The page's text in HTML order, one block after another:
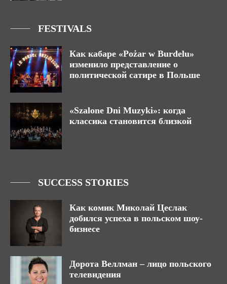
FESTIVALS
Как кабаре «Pożar w Burdelu»
изменило представление о
политической сатире в Польше
«Szalone Dni Muzyki»: когда
классика становится близкой
SUCCESS STORIES
Как комик Миколай Цеслак
добился успеха в польском шоу-
бизнесе
Дорота Веллман – лицо польского
телевидения